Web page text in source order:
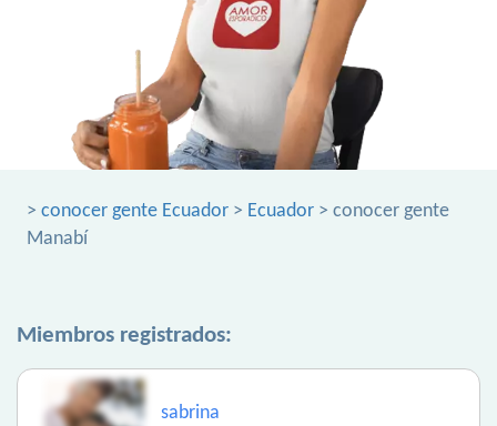
> conocer gente Ecuador > Ecuador > conocer gente
Manabí
Miembros registrados:
sabrina